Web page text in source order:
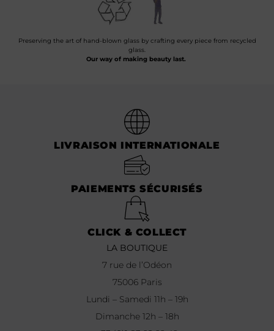
Preserving the art of hand-blown glass by crafting every piece from recycled
glass.
Our way of making beauty last.
LIVRAISON INTERNATIONALE
PAIEMENTS SÉCURISÉS
CLICK & COLLECT
LA BOUTIQUE
7 rue de l’Odéon
75006 Paris
Lundi – Samedi 11h – 19h
Dimanche 12h – 18h